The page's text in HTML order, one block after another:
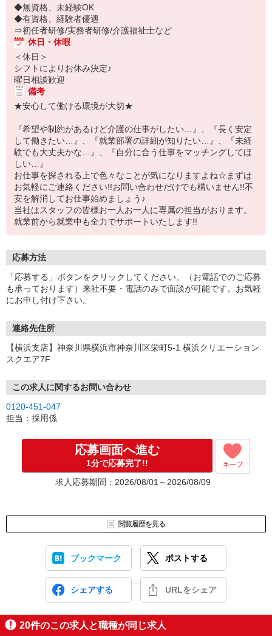
◆無資格、未経験OK
◆有資格、経験者優遇
⇒初任者研修/実務者研修/介護福祉士など
休日・休暇
＜休日＞
シフトによりお休み決定♪
曜日相談歓迎
備考
★安心して働ける環境が大切★
『希望や制約があるけど介護の仕事がしたい…』、『長く安定
して働きたい…』、『就業部署の詳細が知りたい…』、『未経
験でも大丈夫かな…』、『自分に合う仕事をマッチングしてほ
しい…』
お仕事を探される上で色々なことが気になりますよね☆まずは
お気軽にご連絡ください!!お問い合わせだけでも構いません!!不
安を解消してお仕事始めましょう♪
当社はスタッフの皆様お一人お一人に専属の担当がおります。
就業前から就業中も全力でサポートいたします!!
応募方法
「応募する」ボタンをクリックしてください。（お電話でのご応募
も承っております）来社不要・電話のみで面談が可能です。お気軽
にお申し付け下さい。
連絡先住所
【横浜支店】神奈川県横浜市神奈川区栄町5-1 横浜クリエーション
スクエア7F
この求人に関するお問い合わせ
0120-451-047
担当：採用係
応募画面へ進む
1分で応募完了!! キープ
求人応募期間：2026/08/01～2026/08/09
閲覧履歴を見る
ブックマーク ポストする
シェアする URLをシェア
20件のこの求人と職種が同じ求人